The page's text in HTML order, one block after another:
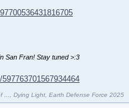
San Fran! Stay tuned >:3
... Dying Light Earth Defense Force 2025